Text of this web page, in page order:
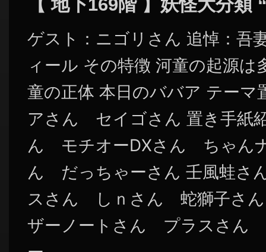
【 地下169階 】妖怪大分類
ゲスト：ニゴリさん 追悼：吾
ィール その特徴 河童の起源は
童の正体 本日のババア テーマ
アさん セイゴさん 置き手紙
ん モチオーDXさん ちゃん
ん だっちゃーさん 壬風蛙
スさん しｎさん 蛇獅子さ
ザーノートさん プラスさん